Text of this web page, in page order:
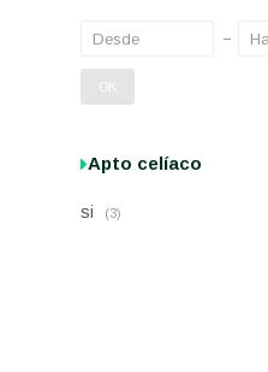
OK
Apto celíaco
si (3)